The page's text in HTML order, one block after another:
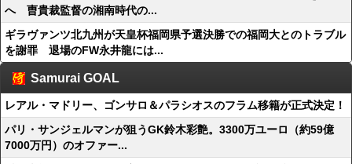
へ 曺貴裁監督の湘南時代の...
ギラヴァンツ北九州が天皇杯福岡県予選決勝での福岡大とのトラブル
を謝罪 退場のFW永井龍には...
Samurai GOAL
レアル・マドリー、ゴンサロ＆パラシオスのフラム移籍が正式決定！
パリ・サンジェルマンが狙うGK鈴木彩艶。3300万ユーロ（約59億
7000万円）のオファー...